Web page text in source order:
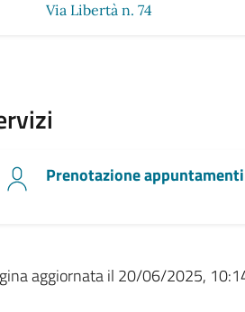
Via Libertà n. 74
Prenotazione appuntamenti
aggiornata il 20/06/2025,